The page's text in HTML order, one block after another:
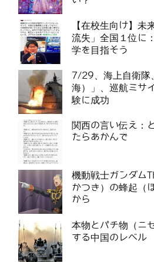
【在校生向け】未
流失」全国１位に
学を目指そう
7/29、海上自衛隊
海）」、巡航ミサ
験に成功
関西の言い伝え：
たらあかんで
機動戦士ガンダ
かつき）の蜂起（
から
本物とパチ物（ニ
する中国のレベル